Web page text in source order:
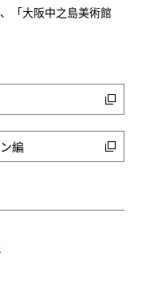
「大阪中之島美術館
編